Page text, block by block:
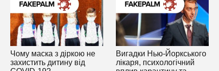
Чому маска з діркою не
захистить дитину від
Вигадки Нью-Йоркського
лікаря, психологічний